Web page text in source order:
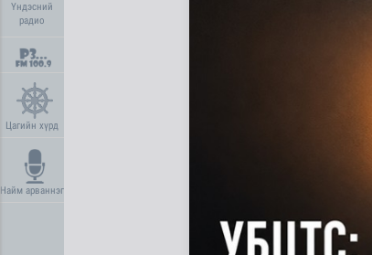
Үндэсний
радио
Цагийн хүрд
Найм арваннэг
Газрын тосны